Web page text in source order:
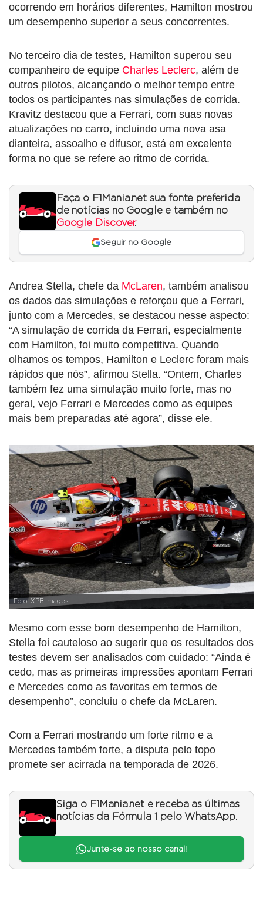
ocorrendo em horários diferentes, Hamilton mostrou
um desempenho superior a seus concorrentes.
No terceiro dia de testes, Hamilton superou seu
companheiro de equipe Charles Leclerc, além de
outros pilotos, alcançando o melhor tempo entre
todos os participantes nas simulações de corrida.
Kravitz destacou que a Ferrari, com suas novas
atualizações no carro, incluindo uma nova asa
dianteira, assoalho e difusor, está em excelente
forma no que se refere ao ritmo de corrida.
Faça o F1Mania.net sua fonte preferida
de notícias no Google e também no
Google Discover.
Seguir no Google
Andrea Stella, chefe da McLaren, também analisou
os dados das simulações e reforçou que a Ferrari,
junto com a Mercedes, se destacou nesse aspecto:
“A simulação de corrida da Ferrari, especialmente
com Hamilton, foi muito competitiva. Quando
olhamos os tempos, Hamilton e Leclerc foram mais
rápidos que nós”, afirmou Stella. “Ontem, Charles
também fez uma simulação muito forte, mas no
geral, vejo Ferrari e Mercedes como as equipes
mais bem preparadas até agora”, disse ele.
Foto: XPB Images
Mesmo com esse bom desempenho de Hamilton,
Stella foi cauteloso ao sugerir que os resultados dos
testes devem ser analisados com cuidado: “Ainda é
cedo, mas as primeiras impressões apontam Ferrari
e Mercedes como as favoritas em termos de
desempenho”, concluiu o chefe da McLaren.
Com a Ferrari mostrando um forte ritmo e a
Mercedes também forte, a disputa pelo topo
promete ser acirrada na temporada de 2026.
Siga o F1Mania.net e receba as últimas
notícias da Fórmula 1 pelo WhatsApp.
Junte-se ao nosso canal!